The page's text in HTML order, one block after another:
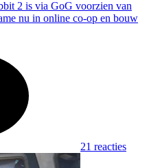
2 is via GoG voorzien van
nu in online co-op en bouw
21 reacties